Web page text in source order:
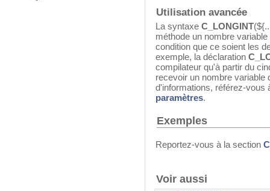
Utilisation avancée
La syntaxe C_LONGINT
méthode un nombre
condition que ce soient les
exemple, la déclaration
compilateur qu'à partir du
recevoir un nombre variable
d'informations, référez-vous
paramètres.
Exemples
Reportez-vous à la section
Voir aussi